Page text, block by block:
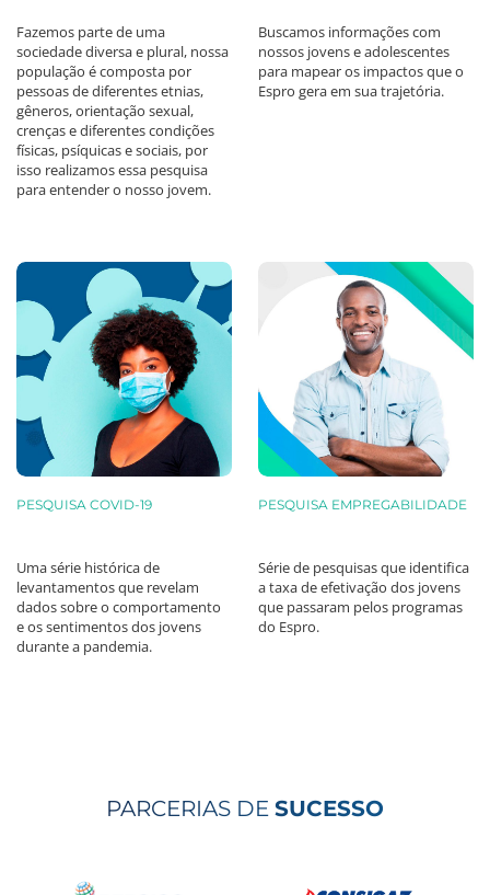
Fazemos parte de uma
sociedade diversa e plural, nossa
população é composta por
pessoas de diferentes etnias,
gêneros, orientação sexual,
crenças e diferentes condições
físicas, psíquicas e sociais, por
isso realizamos essa pesquisa
para entender o nosso jovem.
Buscamos informações com
nossos jovens e adolescentes
para mapear os impactos que o
Espro gera em sua trajetória.
PESQUISA COVID-19
Uma série histórica de
levantamentos que revelam
dados sobre o comportamento
e os sentimentos dos jovens
durante a pandemia.
PESQUISA EMPREGABILIDADE
Série de pesquisas que identifica
a taxa de efetivação dos jovens
que passaram pelos programas
do Espro.
PARCERIAS DE SUCESSO